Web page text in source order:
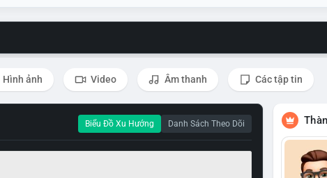
Hình ảnh Video Âm thanh Các tập tin
Biểu Đồ Xu Hướng Danh Sách Theo Dõi